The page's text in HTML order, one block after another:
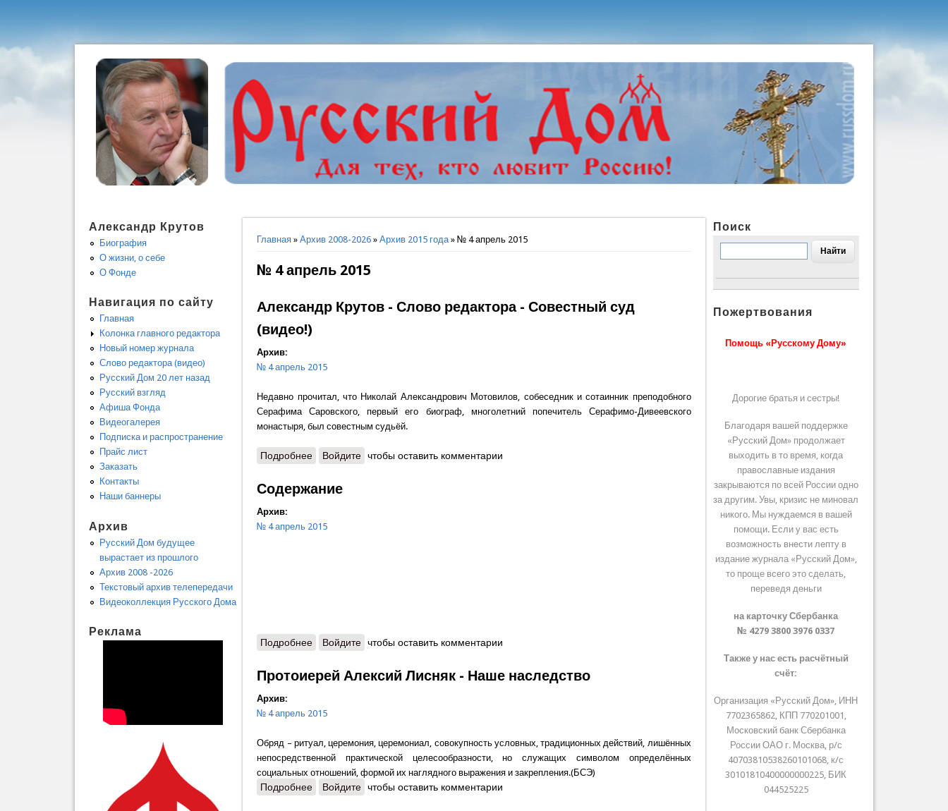
Вы здесь
Главная »Архив 2008-2026 »Архив 2015 года » № 4 апрель 2015
№ 4 апрель 2015
Александр Крутов - Слово редактора - Совестный суд
(видео!)
Архив:
№ 4 апрель 2015
Недавно прочитал, что Николай Александрович Мотовилов, собеседник и сотаинник преподобного
Серафима Саровского, первый его биограф, многолетний попечитель Серафимо-Дивеевского
монастыря, был совестным судьёй.
Подробнее о Александр Крутов - Слово редактора - Совестный суд (видео!)
Войдите чтобы оставить комментарии
Содержание
Архив:
№ 4 апрель 2015
Подробнее о Содержание
Войдите чтобы оставить комментарии
Протоиерей Алексий Лисняк - Наше наследство
Архив:
№ 4 апрель 2015
Обряд – ритуал, церемония, церемониал, совокупность условных, традиционных действий, лишённых
непосредственной практической целесообразности, но служащих символом определённых
социальных отношений, формой их наглядного выражения и закрепления.(БСЭ)
Подробнее о Протоиерей Алексий Лисняк - Наше наследство
Войдите чтобы оставить комментарии
Александр Крутов
Биография
О жизни, о себе
О Фонде
Навигация по сайту
Главная
Колонка главного редактора
Новый номер журнала
Слово редактора (видео)
Русский Дом 20 лет назад
Русский взгляд
Афиша Фонда
Видеогалерея
Подписка и распространение
Прайс лист
Заказать
Контакты
Наши баннеры
Архив
Русский Дом будущее
вырастает из прошлого
Архив 2008 -2026
Текстовый архив телепередачи
Видеоколлекция Русского Дома
Реклама
Поиск
Пожертвования
Помощь «Русскому Дому»
Дорогие братья и сестры!
Благодаря вашей поддержке
«Русский Дом» продолжает
выходить в то время, когда
православные издания
закрываются по всей России одно
за другим. Увы, кризис не миновал
никого. Мы нуждаемся в вашей
помощи. Если у вас есть
возможность внести лепту в
издание журнала «Русский Дом»,
то проще всего это сделать,
переведя деньги
на карточку Сбербанка
№ 4279 3800 3976 0337
Также у нас есть расчётный
счёт:
Организация «Русский Дом», ИНН
7702365862, КПП 770201001,
Московский банк Сбербанка
России ОАО г. Москва, р/с
40703810538260101068, к/с
30101810400000000225, БИК
044525225